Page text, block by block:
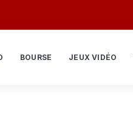
BOURSE JEUX VIDÉO